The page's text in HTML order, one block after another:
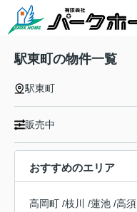
駅東町の物件一覧
駅東町
販売中
おすすめのエリア
高岡町 /枝川 /蓮池 /高須